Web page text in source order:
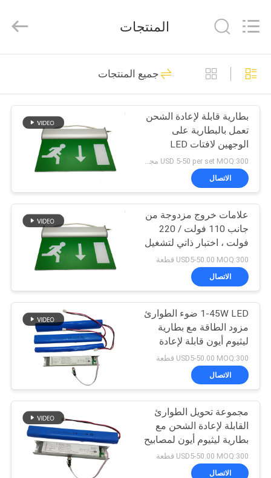
الصفحة
الرئيسية
منتجات
معلومات
جولة
المعمل
مراقبة
الجودة
اتصل
اطلب
اقتباس
Technology
Co.,Ltd.
Reserved.
ضوء الطوارئ للماء
92
مصباح طوارئ قابل
لإعادة الشحن
73
ضوء الطوارئ راحة
36
59
المنتجات
جميع المنتجات
بطارية قابلة لإعادة الشحن
تعمل بالبطارية على
الوجهين لافتات LED
للطوارئ
USD 5-50 per set MOQ:300 مجموعة
الاتصال
علامات خروج مزدوجة من
جانب 110 فولت / 220
فولت ، اختبار ذاتي لتشغيل
مصباح الطوارئ للرجل
USD5-50.00 MOQ:300 قطعة
الاتصال
1-45W LED ضوء الطوارئ
مزود الطاقة مع بطارية
ليثيوم أيون قابلة لإعادة
الشحن
USD5-50.00 MOQ:300 قطعة
الاتصال
مجموعة تحويل الطوارئ
القابلة لإعادة الشحن مع
بطارية ليثيوم أيون لمصابيح
LED 1-45W توفر مدة 3
ساعات
USD5-50.00 MOQ:300 قطعة
الاتصال